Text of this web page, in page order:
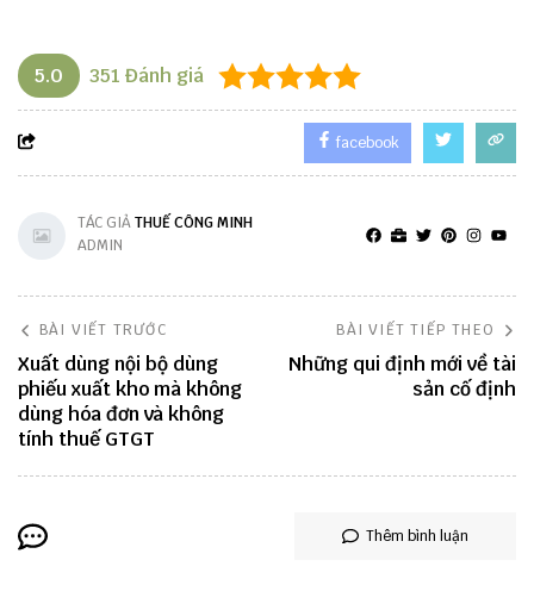
5.0 351 Đánh giá
facebook
TÁC GIẢTHUẾ CÔNG MINH
ADMIN
BÀI VIẾT TRƯỚC
Xuất dùng nội bộ dùng
phiếu xuất kho mà không
dùng hóa đơn và không
tính thuế GTGT
BÀI VIẾT TIẾP THEO
Những qui định mới về tài
sản cố định
Thêm bình luận